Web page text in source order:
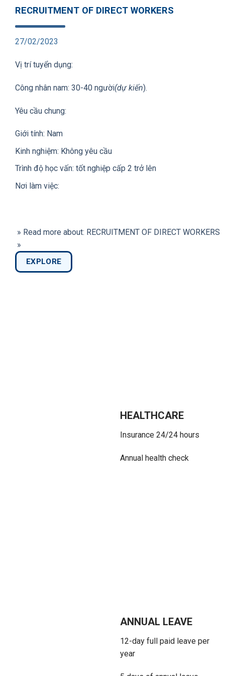
RECRUITMENT OF DIRECT WORKERS
27/02/2023
Vị trí tuyển dụng:
Công nhân nam: 30-40 người(dự kiến).
Yêu cầu chung:
Giới tính: Nam
Kinh nghiệm: Không yêu cầu
Trình độ học vấn: tốt nghiệp cấp 2 trở lên
Nơi làm việc:
» Read more about: RECRUITMENT OF DIRECT WORKERS
»
EXPLORE
HEALTHCARE
Insurance 24/24 hours
Annual health check
ANNUAL LEAVE
12-day full paid leave per
year